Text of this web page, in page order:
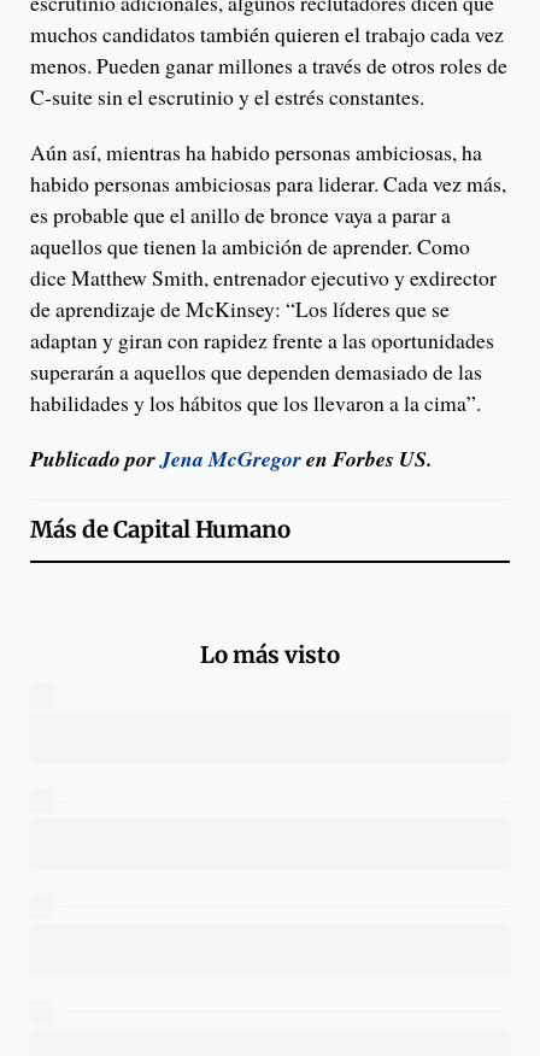
muchos candidatos también quieren el trabajo cada vez
menos. Pueden ganar millones a través de otros roles de
C-suite sin el escrutinio y el estrés constantes.
Aún así, mientras ha habido personas ambiciosas, ha
habido personas ambiciosas para liderar. Cada vez más,
es probable que el anillo de bronce vaya a parar a
aquellos que tienen la ambición de aprender. Como
dice Matthew Smith, entrenador ejecutivo y exdirector
de aprendizaje de McKinsey: “Los líderes que se
adaptan y giran con rapidez frente a las oportunidades
superarán a aquellos que dependen demasiado de las
habilidades y los hábitos que los llevaron a la cima”.
Publicado porJena McGregoren Forbes US.
Más deCapital Humano
Lo más visto